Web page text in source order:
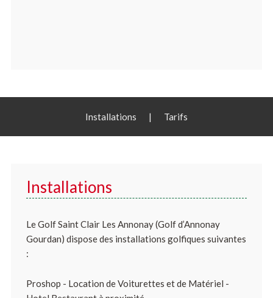
Installations | Tarifs
Installations
Le Golf Saint Clair Les Annonay (Golf d’Annonay
Gourdan) dispose des installations golfiques suivantes
:
Proshop - Location de Voiturettes et de Matériel -